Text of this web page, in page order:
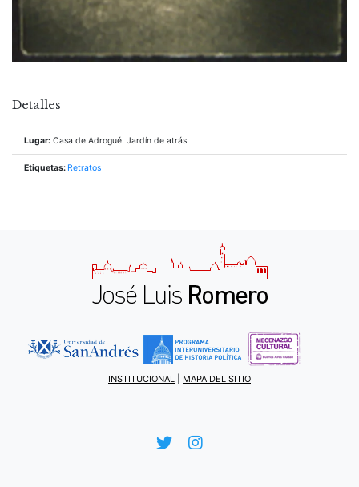
Detalles
Lugar: Casa de Adrogué. Jardín de atrás.
Etiquetas: Retratos
INSTITUCIONAL MAPA DEL SITIO